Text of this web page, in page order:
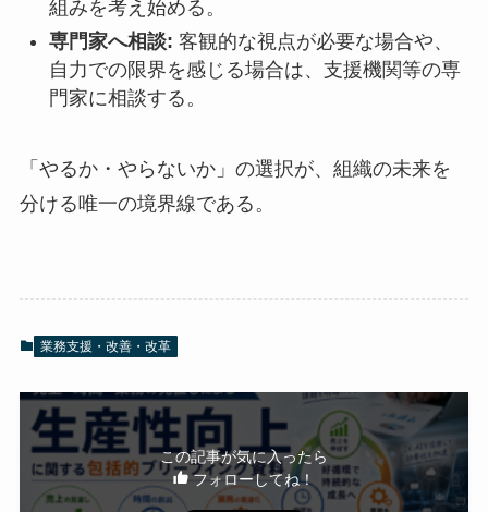
組みを考え始める。
専門家へ相談: 客観的な視点が必要な場合や、
自力での限界を感じる場合は、支援機関等の専
門家に相談する。
「やるか・やらないか」の選択が、組織の未来を
分ける唯一の境界線である。
業務支援・改善・改革
この記事が気に入ったら
フォローしてね！